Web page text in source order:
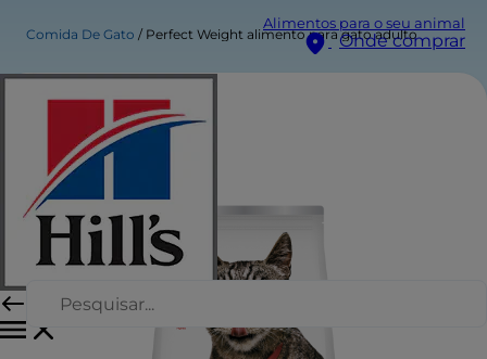
Alimentos para o seu animal
Onde comprar
Comida De Gato Perfect Weight alimento para gato adulto